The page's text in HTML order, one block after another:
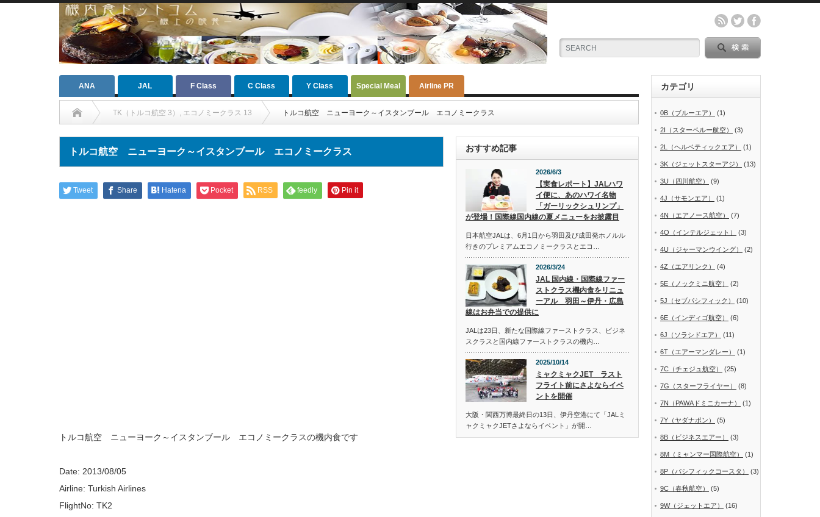
ANA JAL F Class C Class Y Class Special Meal Airline PR
TK（トルコ航空 3） , エコノミークラス 13 トルコ航空 ニューヨーク～イスタンブール エコノミークラス
トルコ航空 ニューヨーク～イスタンブール エコノミークラス
Tweet Share Hatena Pocket RSS feedly Pin it
トルコ航空 ニューヨーク～イスタンブール エコノミークラスの機内食です
Date: 2013/08/05
Airline: Turkish Airlines
FlightNo: TK2
おすすめ記事
2026/6/3
【実食レポート】JALハワ
イ便に、あのハワイ名物
「ガーリックシュリンプ」
が登場！国際線国内線の夏メニューをお披露目
日本航空JALは、6月1日から羽田及び成田発ホノルル
行きのプレミアムエコノミークラスとエコ…
2026/3/24
JAL 国内線・国際線ファー
ストクラス機内食をリニュ
ーアル 羽田～伊丹・広島
線はお弁当での提供に
JALは23日、新たな国際線ファーストクラス、ビジネ
スクラスと国内線ファーストクラスの機内…
2025/10/14
ミャクミャクJET ラスト
フライト前にさよならイベ
ントを開催
大阪・関西万博最終日の13日、伊丹空港にて「JALミ
ャクミャクJETさよならイベント」が開…
カテゴリ
0B（ブルーエア） (1)
2I（スターペルー航空） (3)
2L（ヘルベティックエア） (1)
3K（ジェットスターアジ） (13)
3U（四川航空） (9)
4J（サモンエア） (1)
4N（エアノース航空） (7)
4O（インテルジェット） (3)
4U（ジャーマンウイング） (2)
4Z（エアリンク） (4)
5E（ノックミニ航空） (2)
5J（セブパシフィック） (10)
6E（インディゴ航空） (6)
6J（ソラシドエア） (11)
6T（エアーマンダレー） (1)
7C（チェジュ航空） (25)
7G（スターフライヤー） (8)
7N（PAWAドミニカーナ） (1)
7Y（ヤダナポン） (5)
8B（ビジネスエアー） (3)
8M（ミャンマー国際航空） (1)
8P（パシフィックコースタ） (3)
9C（春秋航空） (5)
9W（ジェットエア） (16)